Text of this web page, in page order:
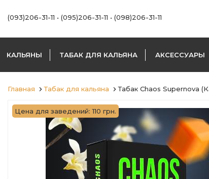
(093)206-31-11 • (095)206-31-11 • (098)206-31-11
КАЛЬЯНЫ ТАБАК ДЛЯ КАЛЬЯНА АКСЕССУАРЫ
Главная Табак для кальяна Табак Chaos Supernova
Цена для заведений: 110 грн.